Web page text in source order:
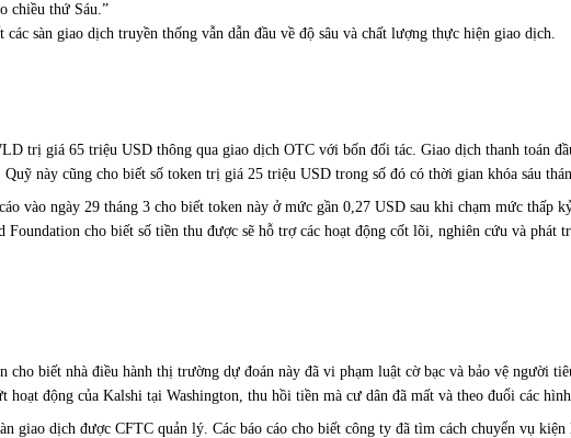
chiều thứ Sáu.”
sàn giao dịch truyền thống vẫn dẫn đầu về độ sâu và chất lượng thực hiện giao dịch.
trị giá 65 triệu USD thông qua giao dịch OTC với bốn đối tác. Giao dịch thanh toán
này cũng cho biết số token trị giá 25 triệu USD trong số đó có thời gian khóa sáu
vào ngày 29 tháng 3 cho biết token này ở mức gần 0,27 USD sau khi chạm mức thấp
cho biết số tiền thu được sẽ hỗ trợ các hoạt động cốt lõi, nghiên cứu và phát
biết nhà điều hành thị trường dự đoán này đã vi phạm luật cờ bạc và bảo vệ người
động của Kalshi tại Washington, thu hồi tiền mà cư dân đã mất và theo đuổi các
giao dịch được CFTC quản lý. Các báo cáo cho biết công ty đã tìm cách chuyển vụ